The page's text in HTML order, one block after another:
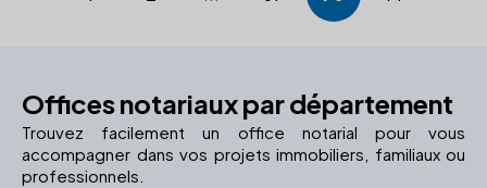
Offices notariaux par département
Trouvez facilement un office notarial pour vous
accompagner dans vos projets immobiliers, familiaux ou
professionnels.